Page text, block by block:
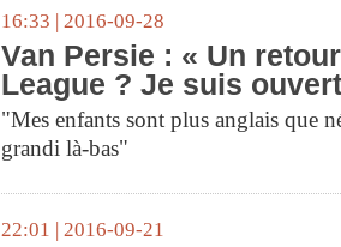
16:33 | 2016-09-28
Van Persie : « Un
League ? Je suis
"Mes enfants sont plus anglais que
grandi là-bas"
22:01 | 2016-09-21